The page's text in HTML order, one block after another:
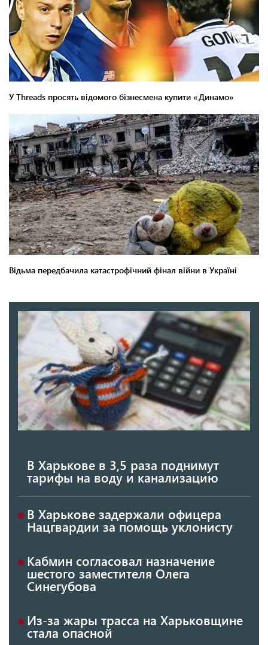
В Харькове в 3,5 раза поднимут
тарифы на воду и канализацию
В Харькове задержали офицера
Нацгвардии за помощь уклонисту
Кабмин согласовал назначение
шестого заместителя Олега
Синегубова
Из-за жары трасса на Харьковщине
стала опасной